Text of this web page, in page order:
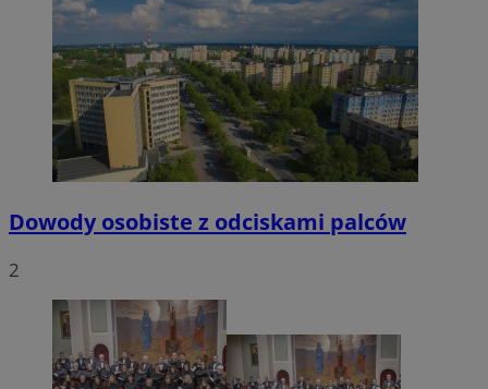
Dowody osobiste z odciskami palców
2